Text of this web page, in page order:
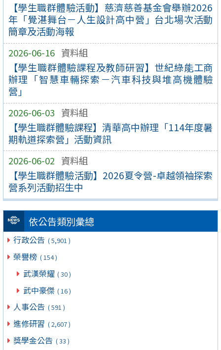
【學生職群體驗活動】慈濟慈善基金會舉辦2026
年「覺湛舞台－人生設計高中營」台北場次活動
簡章及活動海報
2026-06-16 資料組
【學生職群體驗課程及教師研習】世紀綠能工商
辦理「智慧車輛探索－汽車科技與堆高機體驗
營」
2026-06-03 資料組
【學生職群體驗課程】清華高中辦理「114年度暑
期軌道探索營」活動資訊
2026-06-02 資料組
【學生職群體驗活動】2026夏令營-卓越領袖探索
營系列活動招生中
依公告類別彙總
行政公告 ( 5,901 )
榮譽榜 ( 154 )
武漢榮耀 ( 30 )
武中豪傑 ( 16 )
人事公告 ( 591 )
進修研習 ( 2,607 )
獎學金公告 ( 33 )